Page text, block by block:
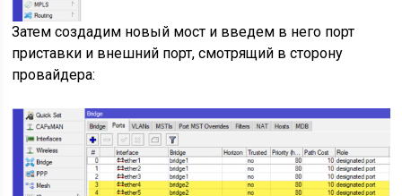
Затем создадим новый мост и введем в него порт
приставки и внешний порт, смотрящий в сторону
провайдера: